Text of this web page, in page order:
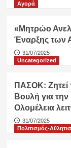
Αγορά
«Μητρώο
Έναρξης των
31/07/2025
Uncategorized
ΠΑΣΟΚ: Ζητεί
Βουλή για
Ολομέλεια
31/07/2025
Πολιτισμός-